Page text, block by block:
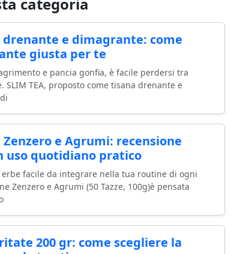
drenante e dimagrante: come
giusta per te
e pancia gonfia, è facile perdersi tra
TEA, proposto come tisana drenante e
Zenzero e Agrumi: recensione
uso quotidiano pratico
facile da integrare nella tua routine di ogni
Zenzero e Agrumi (50 Tazze, 100g)è pensata
200 gr: come scegliere la